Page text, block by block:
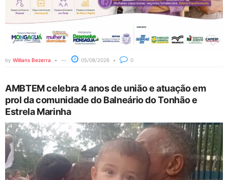
by Willians Bezerra 05/08/2026 0
AMBTEM celebra 4 anos de união e atuação em
prol da comunidade do Balneário do Tonhão e
Estrela Marinha